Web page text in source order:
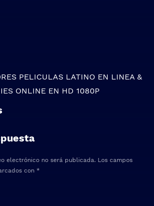
PELICULAS LATINO EN LINEA &
ONLINE EN HD 1080P
electrónico no será publicada. Los campos
con *